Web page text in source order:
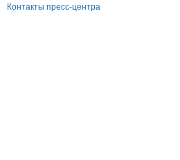
Контакты пресс-центра